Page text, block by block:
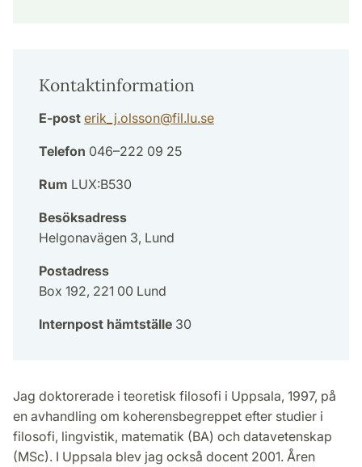
Kontaktinformation
E-post erik_j.olsson@fil.lu.se
Telefon 046–222 09 25
Rum LUX:B530
Besöksadress
Helgonavägen 3, Lund
Postadress
Box 192, 221 00 Lund
Internpost hämtställe 30
Jag doktorerade i teoretisk filosofi i Uppsala, 1997, på
en avhandling om koherensbegreppet efter studier i
filosofi, lingvistik, matematik (BA) och datavetenskap
(MSc). I Uppsala blev jag också docent 2001. Åren